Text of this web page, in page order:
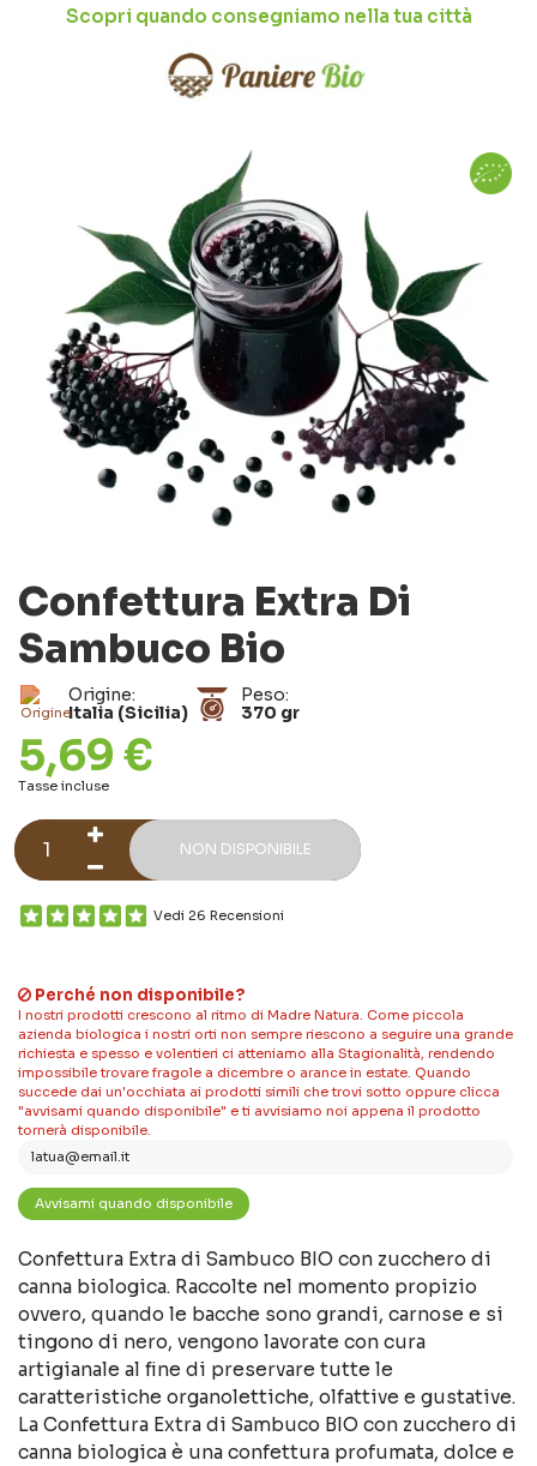
Scopri quando consegniamo nella tua città
Confettura Extra Di
Sambuco Bio
Origine:
Italia (Sicilia)
Peso:
370 gr
5,69 €
Tasse incluse
NON DISPONIBILE
Vedi 26 Recensioni
Perché non disponibile?
I nostri prodotti crescono al ritmo di Madre Natura. Come piccola
azienda biologica i nostri orti non sempre riescono a seguire una grande
richiesta e spesso e volentieri ci atteniamo alla Stagionalità, rendendo
impossibile trovare fragole a dicembre o arance in estate. Quando
succede dai un'occhiata ai prodotti simili che trovi sotto oppure clicca
"avvisami quando disponibile" e ti avvisiamo noi appena il prodotto
tornerà disponibile.
Confettura Extra di Sambuco BIO con zucchero di
canna biologica. Raccolte nel momento propizio
ovvero, quando le bacche sono grandi, carnose e si
tingono di nero, vengono lavorate con cura
artigianale al fine di preservare tutte le
caratteristiche organolettiche, olfattive e gustative.
La Confettura Extra di Sambuco BIO con zucchero di
canna biologica è una confettura profumata, dolce e